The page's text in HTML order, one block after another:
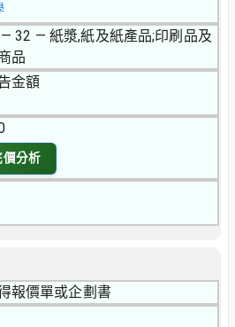
32 — 紙漿,紙及紙產品;印刷品及
品
金額
價分析
報價單或企劃書